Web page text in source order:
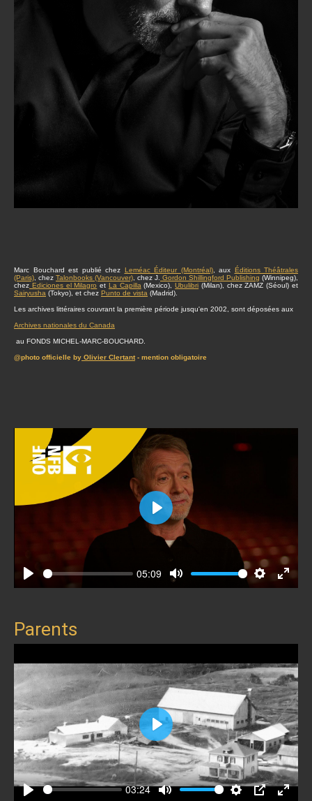
Marc Bouchard est publié chez Leméac Éditeur (Montréal), aux Éditions Théâtrales
(Paris) , chez Talonbooks (Vancouver) , chez J. Gordon Shillingford Publishing (Winnipeg),
chez Ediciones el Milagro et La Capilla (Mexico),Ubulibri (Milan), chez ZAMZ (Séoul) et
Sairyusha (Tokyo), et chez Punto de vista (Madrid).
Les archives littéraires couvrant la première période jusqu'en 2002, sont déposées aux
Archives nationales du Canada
au FONDS MICHEL-MARC-BOUCHARD.
@photo officielle by Olivier Clertant- mention obligatoire
Play
05:09
Mute SettingsEnter
Play
Parents
03:24
Play